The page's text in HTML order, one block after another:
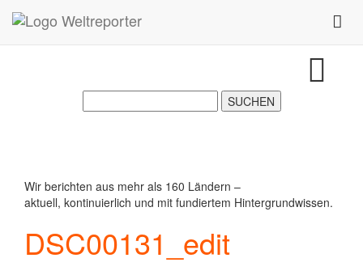
Zum Inhalt springen
Wir berichten aus mehr als 160 Ländern –
aktuell, kontinuierlich und mit fundiertem Hintergrundwissen.
DSC00131_edit